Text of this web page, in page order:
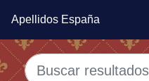
Apellidos España